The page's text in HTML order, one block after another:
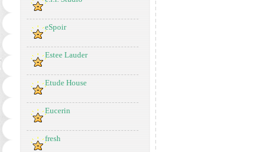
eSpoir
Estee Lauder
Etude House
Eucerin
fresh